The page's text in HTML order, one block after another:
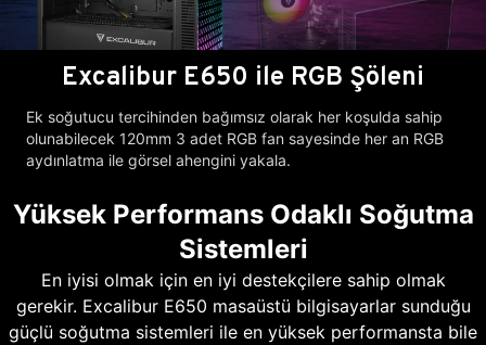
Excalibur E650 ile RGB Şöleni
Ek soğutucu tercihinden bağımsız olarak her koşulda sahip
olunabilecek 120mm 3 adet RGB fan sayesinde her an RGB
aydınlatma ile görsel ahengini yakala.
Yüksek Performans Odaklı Soğutma
Sistemleri
En iyisi olmak için en iyi destekçilere sahip olmak
gerekir. Excalibur E650 masaüstü bilgisayarlar sunduğu
güçlü soğutma sistemleri ile en yüksek performansta bile